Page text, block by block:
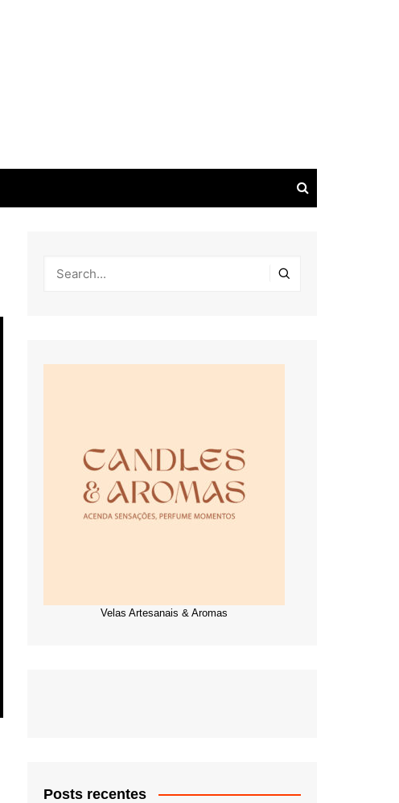
Velas Artesanais & Aromas
Posts recentes